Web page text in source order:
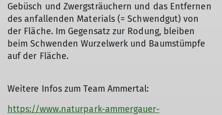
Gebüsch und Zwergsträuchern und das Entfernen
des anfallenden Materials (= Schwendgut) von
der Fläche. Im Gegensatz zur Rodung, bleiben
beim Schwenden Wurzelwerk und Baumstümpfe
auf der Fläche.
Weitere Infos zum Team Ammertal:
https://www.naturpark-ammergauer-